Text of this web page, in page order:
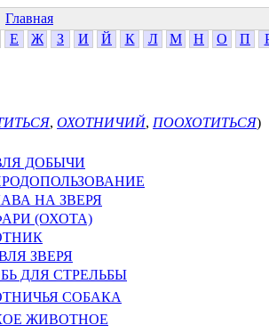
Главная
Е Ж З И Й К Л М Н О П
, ОХОТНИЧИЙ, ПООХОТИТЬСЯ)
ДОБЫЧИ
НА ЗВЕРЯ
(ОХОТА)
ЗВЕРЯ
ДЛЯ СТРЕЛЬБЫ
СОБАКА
ЖИВОТНОЕ